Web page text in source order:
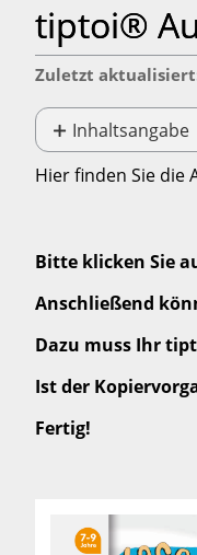
tiptoi®
Zuletzt aktualisiert
Inhaltsangabe
Keine
Header
Hier finden Sie die
Bitte klicken Sie
Anschließend
Dazu muss Ihr
Ist der
Fertig!